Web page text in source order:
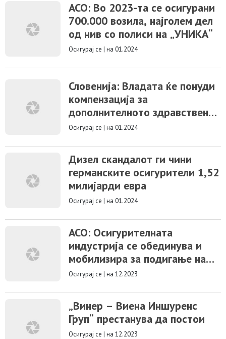
АСО: Во 2023-та се осигурани
700.000 возила, најголем дел
од нив со полиси на „УНИКА“
Осигурај се | на 01.2024
Словенија: Владата ќе понуди
компензација за
дополнителното здравствено
осигурување
Осигурај се | на 01.2024
Дизел скандалот ги чини
германските осигурители 1,52
милијарди евра
Осигурај се | на 01.2024
ACO: Осигурителната
индустрија се обединува и
мобилизира за подигање на
нивото на финансиска
Осигурај се | на 12.2023
„Винер – Виена Иншуренс
Груп“ престанува да постои
Осигурај се | на 12.2023